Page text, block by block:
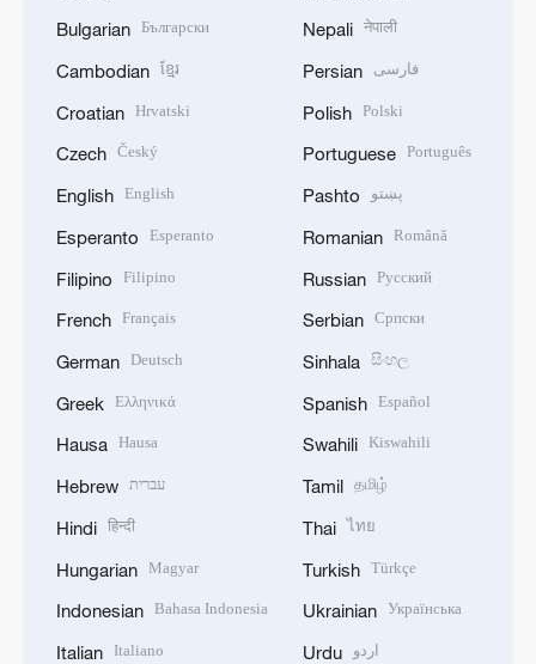
Bulgarian Български
Cambodian ខ្មែរ
Croatian Hrvatski
Czech Český
English English
Esperanto Esperanto
Filipino Filipino
French Français
German Deutsch
Greek Ελληνικά
Hausa Hausa
Hebrew עברית
Hindi हिन्दी
Hungarian Magyar
Indonesian Bahasa Indonesia
Italian Italiano
Nepali नेपाली
Persian فارسی
Polish Polski
Portuguese Português
Pashto پښتو
Romanian Română
Russian Русский
Serbian Српски
Sinhala සිංහල
Spanish Español
Swahili Kiswahili
Tamil தமிழ்
Thai ไทย
Turkish Türkçe
Ukrainian Українська
Urdu اردو